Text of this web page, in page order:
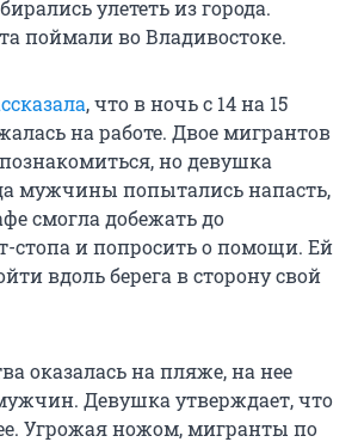
улететь из города.
поймали во Владивостоке.
, что в ночь с 14 на 15
на работе. Двое мигрантов
но девушка
мужчины попытались напасть,
смогла добежать до
стопа и попросить о помощи. Ей
вдоль берега в сторону свой
оказалась на пляже, на нее
Девушка утверждает, что
Угрожая ножом, мигранты по